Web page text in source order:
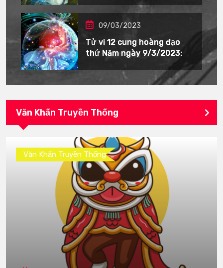
09/03/2023
Tử vi 12 cung hoàng đạo
thứ Năm ngày 9/3/2023:
Văn Khấn Truyền Thống
Văn Khấn Truyền Thống